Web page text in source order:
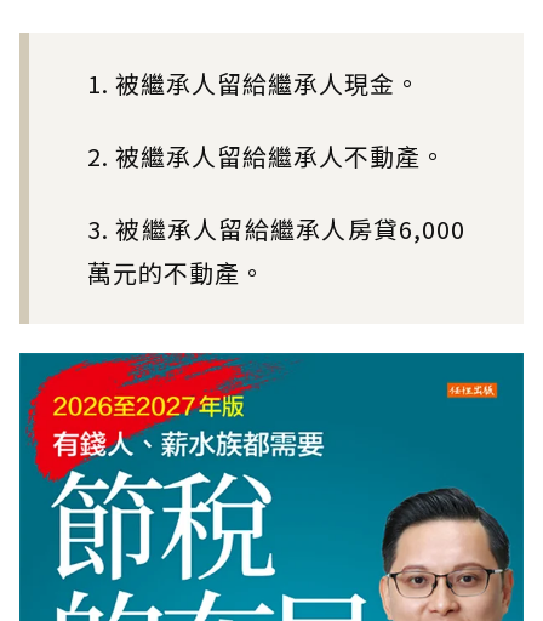
1. 被繼承人留給繼承人現金。
2. 被繼承人留給繼承人不動產。
3. 被繼承人留給繼承人房貸6,000
萬元的不動產。